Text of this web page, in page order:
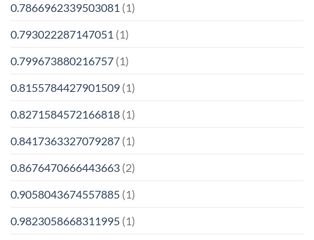
0.7866962339503081 (1)
0.793022287147051 (1)
0.799673880216757 (1)
0.8155784427901509 (1)
0.8271584572166818 (1)
0.8417363327079287 (1)
0.8676470666443663 (2)
0.9058043674557885 (1)
0.9823058668311995 (1)